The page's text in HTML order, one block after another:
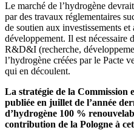
Le marché de l’hydrogène
par des travaux réglementaires
de soutien aux investissements
développement. Il est nécessaire
R&D&I (recherche,
l’hydrogène créées par le Pacte
qui en découlent.
La stratégie de la Commission
publiée en juillet de l’année
d’hydrogène 100 %
contribution de la Pologne à